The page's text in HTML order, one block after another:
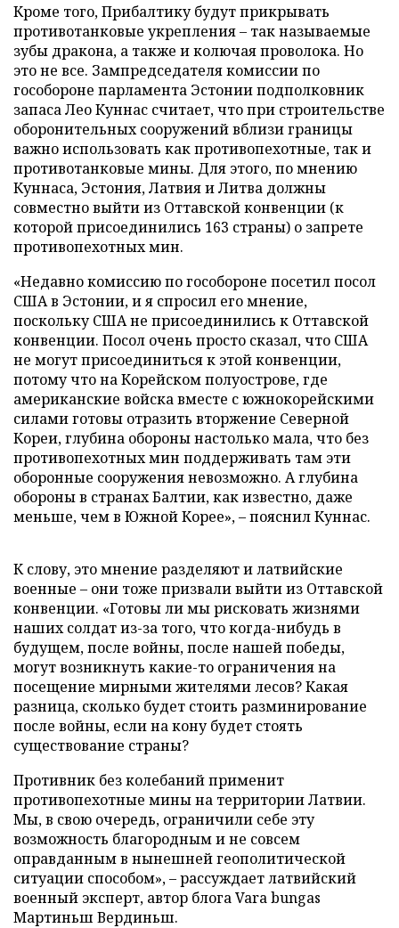
Кроме того, Прибалтику будут прикрывать
противотанковые укрепления – так называемые
зубы дракона, а также и колючая проволока. Но
это не все. Зампредседателя комиссии по
гособороне парламента Эстонии подполковник
запаса Лео Куннас считает, что при строительстве
оборонительных сооружений вблизи границы
важно использовать как противопехотные, так и
противотанковые мины. Для этого, по мнению
Куннаса, Эстония, Латвия и Литва должны
совместно выйти из Оттавской конвенции (к
которой присоединились 163 страны) о запрете
противопехотных мин.
«Недавно комиссию по гособороне посетил посол
США в Эстонии, и я спросил его мнение,
поскольку США не присоединились к Оттавской
конвенции. Посол очень просто сказал, что США
не могут присоединиться к этой конвенции,
потому что на Корейском полуострове, где
американские войска вместе с южнокорейскими
силами готовы отразить вторжение Северной
Кореи, глубина обороны настолько мала, что без
противопехотных мин поддерживать там эти
оборонные сооружения невозможно. А глубина
обороны в странах Балтии, как известно, даже
меньше, чем в Южной Корее», – пояснил Куннас.
К слову, это мнение разделяют и латвийские
военные – они тоже призвали выйти из Оттавской
конвенции. «Готовы ли мы рисковать жизнями
наших солдат из-за того, что когда-нибудь в
будущем, после войны, после нашей победы,
могут возникнуть какие-то ограничения на
посещение мирными жителями лесов? Какая
разница, сколько будет стоить разминирование
после войны, если на кону будет стоять
существование страны?
Противник без колебаний применит
противопехотные мины на территории Латвии.
Мы, в свою очередь, ограничили себе эту
возможность благородным и не совсем
оправданным в нынешней геополитической
ситуации способом», – рассуждает латвийский
военный эксперт, автор блога Vara bungas
Мартиньш Вердиньш.